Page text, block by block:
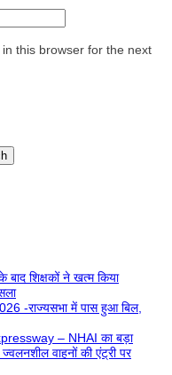
this browser for the next
बाद शिक्षकों ने खत्म किया
-राज्यसभा में पास हुआ बिल,
– NHAI का बड़ा
वाहनों की एंट्री पर